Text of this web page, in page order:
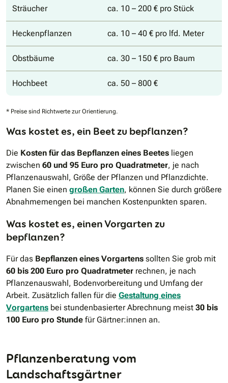
Sträucher ca. 10 – 200 € pro Stück
Heckenpflanzen ca. 10 – 40 € pro lfd. Meter
Obstbäume ca. 30 – 150 € pro Baum
Hochbeet ca. 50 – 800 €
* Preise sind Richtwerte zur Orientierung.
Was kostet es, ein Beet zu bepflanzen?
Die Kosten für das Bepflanzen eines Beetes liegen
zwischen 60 und 95 Euro pro Quadratmeter, je nach
Pflanzenauswahl, Größe der Pflanzen und Pflanzdichte.
Planen Sie einen großen Garten, können Sie durch größere
Abnahmemengen bei manchen Kostenpunkten sparen.
Was kostet es, einen Vorgarten zu
bepflanzen?
Für das Bepflanzen eines Vorgartens sollten Sie grob mit
60 bis 200 Euro pro Quadratmeter rechnen, je nach
Pflanzenauswahl, Bodenvorbereitung und Umfang der
Arbeit. Zusätzlich fallen für die Gestaltung eines
Vorgartens bei stundenbasierter Abrechnung meist 30 bis
100 Euro pro Stunde für Gärtner:innen an.
Pflanzenberatung vom
Landschaftsgärtner